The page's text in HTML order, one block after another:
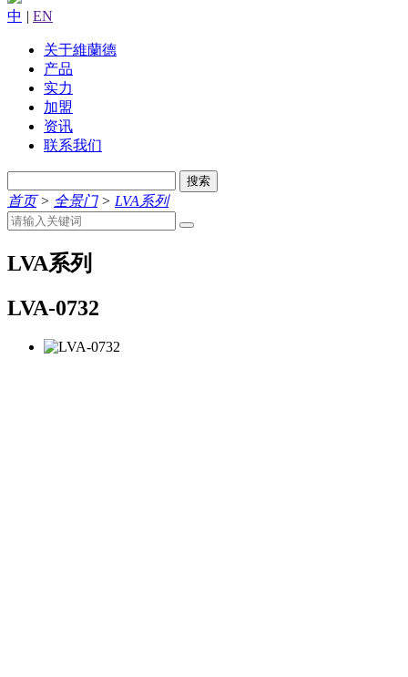
中 | EN
关于維蘭德
产品
实力
加盟
资讯
联系我们
搜索
首页> 全景门> LVA系列
LVA系列
LVA-0732